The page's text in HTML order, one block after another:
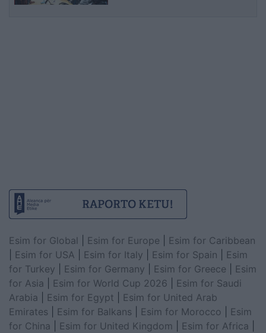
Esim for Global Esim for Europe
Esim for Caribbean
Esim for USA Esim for Italy Esim for Spain
Esim
for Turkey
Esim for Germany Esim for Greece
Esim
for Asia
Esim for World Cup 2026
Esim for Saudi
Arabia
Esim for Egypt
Esim for United Arab
Emirates
Esim for Balkans Esim for Morocco
Esim
for China
Esim for United Kingdom Esim for Africa